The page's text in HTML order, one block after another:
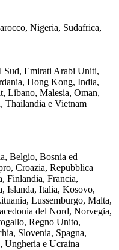
Nigeria, Sudafrica,
Sud, Emirati Arabi Uniti,
Hong Kong, India,
Libano, Malesia, Oman,
Thailandia e Vietnam
Belgio, Bosnia ed
Croazia, Repubblica
Finlandia, Francia,
Islanda, Italia, Kosovo,
Lussemburgo, Malta,
del Nord, Norvegia,
Regno Unito,
Slovenia, Spagna,
Ungheria e Ucraina